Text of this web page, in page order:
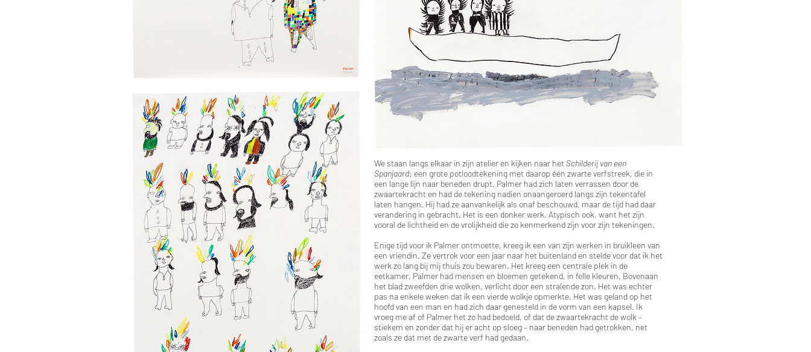
We staan langs elkaar in zijn atelier en kijken naar het Schilderij van een
Spanjaard: een grote potloodtekening met daarop één zwarte verfstreek, die in
een lange lijn naar beneden drupt. Palmer had zich laten verrassen door de
zwaartekracht en had de tekening nadien onaangeroerd langs zijn tekentafel
laten hangen. Hij had ze aanvankelijk als onaf beschouwd, maar de tijd had daar
verandering in gebracht. Het is een donker werk. Atypisch ook, want het zijn
vooral de lichtheid en de vrolijkheid die zo kenmerkend zijn voor zijn tekeningen.
Enige tijd voor ik Palmer ontmoette, kreeg ik een van zijn werken in bruikleen van
een vriendin. Ze vertrok voor een jaar naar het buitenland en stelde voor dat ik het
werk zo lang bij mij thuis zou bewaren. Het kreeg een centrale plek in de
eetkamer. Palmer had mensen en bloemen getekend, in felle kleuren. Bovenaan
het blad zweefden drie wolken, verlicht door een stralende zon. Het was echter
pas na enkele weken dat ik een vierde wolkje opmerkte. Het was geland op het
hoofd van een man en had zich daar genesteld in de vorm van een kapsel. Ik
vroeg me af of Palmer het zo had bedoeld, of dat de zwaartekracht de wolk –
stiekem en zonder dat hij er acht op sloeg – naar beneden had getrokken, net
zoals ze dat met de zwarte verf had gedaan.